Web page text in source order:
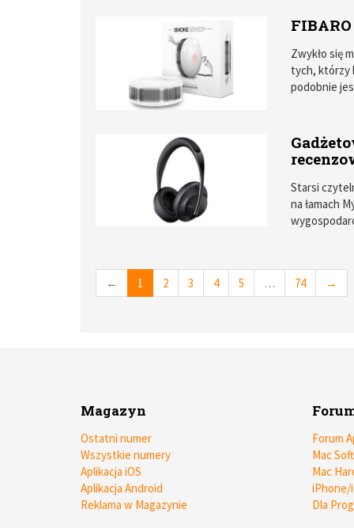
domowym,
zwanego
stabilności
Zwykło się
tych, którzy
podobnie
miesięcy
FIBARO.
oraz z
zadowoli
skusić się
o
Zaznaczę
Starsi
na łamach
tego, co
udało mi
← 1 2 3 4 5 … 74 →
Magazyn
Ostatni numer
Wszystkie numery
Aplikacja iOS
Aplikacja Android
Reklama w Magazynie
Forum
Mac
Mac
iPhone/
Dla